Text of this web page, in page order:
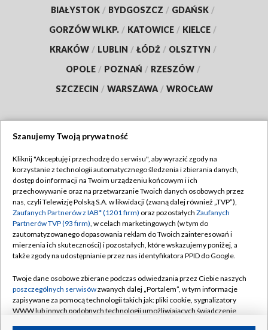
BIAŁYSTOK / BYDGOSZCZ / GDAŃSK /
GORZÓW WLKP. / KATOWICE / KIELCE /
KRAKÓW / LUBLIN / ŁÓDŹ / OLSZTYN /
OPOLE / POZNAŃ / RZESZÓW /
SZCZECIN / WARSZAWA / WROCŁAW
TVP
Abonament TVP
Emisja w TVP
Centrum informacji TVP
Naziemna Telewizja Cyfrowa
Rada Programowa
System NOS
Informacje o nadawcy
Regulamin TVP
Polityka prywatności
Moje zgody
Pomoc
Kontakt
Szanujemy Twoją prywatność
Kliknij "Akceptuję i przechodzę do serwisu", aby wyrazić zgody na
korzystanie z technologii automatycznego śledzenia i zbierania danych,
dostęp do informacji na Twoim urządzeniu końcowym i ich
przechowywanie oraz na przetwarzanie Twoich danych osobowych przez
nas, czyli Telewizję Polską S.A. w likwidacji (zwaną dalej również „TVP”),
Zaufanych Partnerów z IAB* (1201 firm) oraz pozostałych Zaufanych
Partnerów TVP (93 firm), w celach marketingowych (w tym do
zautomatyzowanego dopasowania reklam do Twoich zainteresowań i
mierzenia ich skuteczności) i pozostałych, które wskazujemy poniżej, a
także zgody na udostępnianie przez nas identyfikatora PPID do Google.
Twoje dane osobowe zbierane podczas odwiedzania przez Ciebie naszych
poszczególnych serwisówzwanych dalej „Portalem”, w tym informacje
zapisywane za pomocą technologii takich jak: pliki cookie, sygnalizatory
WWW lub innych podobnych technologii umożliwiających świadczenie